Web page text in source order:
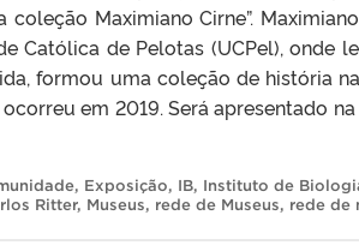
coleção Maximiano Cirne”.
Católica de Pelotas (UCPel), onde
formou uma coleção de história
em 2019. Será apresentado
, Exposição, IB, Instituto de
Ritter, Museus, rede de Museus, rede de